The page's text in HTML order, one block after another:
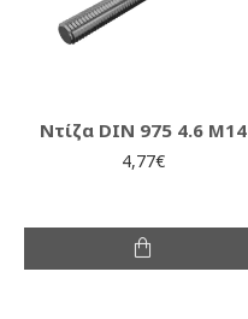
Ντίζα DIN 975 4.6 M14
4,77€